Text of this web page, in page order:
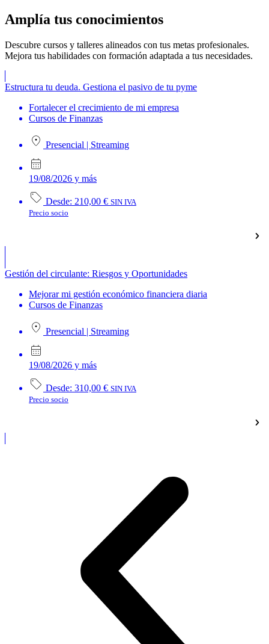
Amplía tus conocimientos
Descubre cursos y talleres alineados con tus metas profesionales.
Mejora tus habilidades con formación adaptada a tus necesidades.
Estructura tu deuda. Gestiona el pasivo de tu pyme
Fortalecer el crecimiento de mi empresa
Cursos de Finanzas
Presencial | Streaming
19/08/2026 y más
Desde: 210,00 € SIN IVA
Precio socio
Gestión del circulante: Riesgos y Oportunidades
Mejorar mi gestión económico financiera diaria
Cursos de Finanzas
Presencial | Streaming
19/08/2026 y más
Desde: 310,00 € SIN IVA
Precio socio